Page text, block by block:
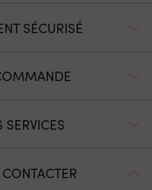
SÉCURISÉ
SERVICES